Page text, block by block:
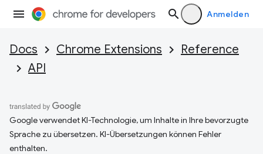
Anmelden
Docs Chrome Extensions
Reference
API
Google verwendet KI-Technologie, um Inhalte in Ihre bevorzugte
Sprache zu übersetzen. KI-Übersetzungen können Fehler
enthalten.